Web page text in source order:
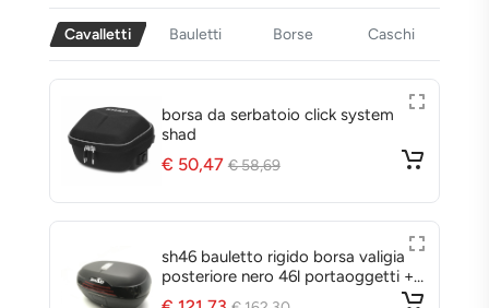
Cavalletti Bauletti Borse Caschi
bauletto posteriore con piastra sh
€ 105,16 € 136,59
borse laterali impermeabili terra tr30
€ 361,25 € 425,00